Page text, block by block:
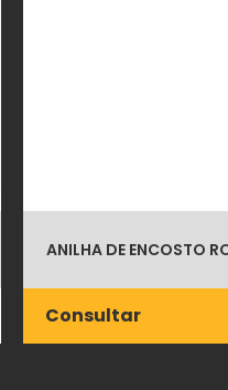
ANILHA DE ENCOSTO
Consultar